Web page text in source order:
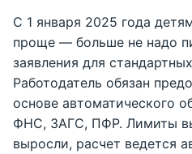
С 1 января 2025 года
проще ― больше не надо
заявления для
Работодатель обязан
основе автоматического
ФНС, ЗАГС, ПФР. Лимиты
выросли, расчет ведется